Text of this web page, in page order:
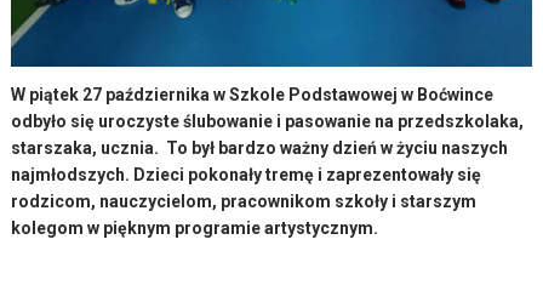
W piątek 27 października w Szkole Podstawowej w Boćwince
odbyło się uroczyste ślubowanie i pasowanie na przedszkolaka,
starszaka, ucznia. To był bardzo ważny dzień w życiu naszych
najmłodszych. Dzieci pokonały tremę i zaprezentowały się
rodzicom, nauczycielom, pracownikom szkoły i starszym
kolegom w pięknym programie artystycznym.